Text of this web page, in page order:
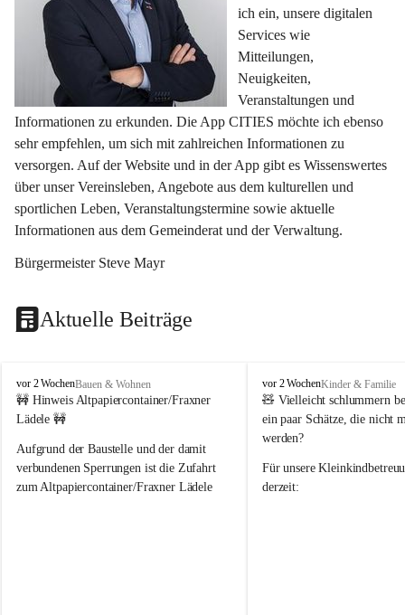
ich ein, unsere digitalen
Services wie
Mitteilungen,
Neuigkeiten,
Veranstaltungen und
Informationen zu erkunden. Die App CITIES möchte ich ebenso
sehr empfehlen, um sich mit zahlreichen Informationen zu
versorgen. Auf der Website und in der App gibt es Wissenswertes
über unser Vereinsleben, Angebote aus dem kulturellen und
sportlichen Leben, Veranstaltungstermine sowie aktuelle
Informationen aus dem Gemeinderat und der Verwaltung.
Bürgermeister Steve Mayr
Aktuelle Beiträge
F
r
a
e
r
n
vor 2 WochenBauen & Wohnen
🚧 Hinweis Altpapiercontainer/Fraxner
Lädele 🚧
Aufgrund der Baustelle und der damit
verbundenen Sperrungen ist die Zufahrt
zum Altpapiercontainer/Fraxner Lädele
F
r
a
x
r
n
vor 2 WochenKinder & Familie
🧸 Vielleicht schlummern
ein paar Schätze, die nicht
werden?
Für unsere
derzeit: